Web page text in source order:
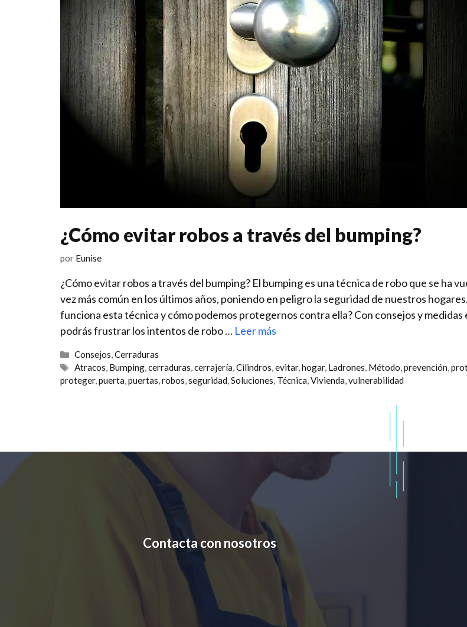
¿Cómo evitar robos a través del bumping?
por Eunise
¿Cómo evitar robos⁢ a través ⁤del ⁣bumping? El bumping es una técnica⁢ de robo que se ha
vez más⁤ común en los últimos años, poniendo⁣ en peligro ‌la seguridad de nuestros
funciona esta técnica y cómo podemos protegernos contra​ ella? Con consejos y medidas
podrás frustrar los intentos de robo … Leer más
Categorías
Consejos,Cerraduras
Etiquetas
Atracos, Bumping,cerraduras,cerrajería,Cilindros,evitar,hogar, Ladrones, Método,prevención,
proteger,puerta,puertas,robos,seguridad,Soluciones, Técnica,Vivienda,vulnerabilidad
Contacta con nosotros